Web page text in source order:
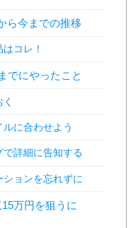
ら今までの推移
コレ！
でにやったこと
に合わせよう
詳細に告知する
ョンを忘れずに
万円を狙うに